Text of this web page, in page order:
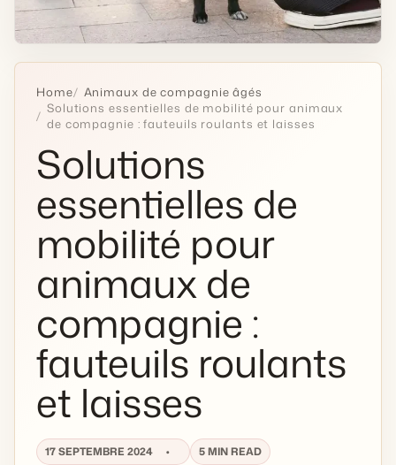
Home
Animaux de compagnie âgés
Solutions essentielles de mobilité pour animaux
de compagnie : fauteuils roulants et laisses
Solutions
essentielles de
mobilité pour
animaux de
compagnie :
fauteuils roulants
et laisses
17 SEPTEMBRE 2024 5 MIN READ